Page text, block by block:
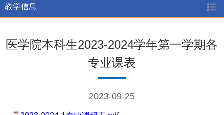
教学信息
医学院本科生2023-2024学年第一学期各
专业课表
2023-09-25